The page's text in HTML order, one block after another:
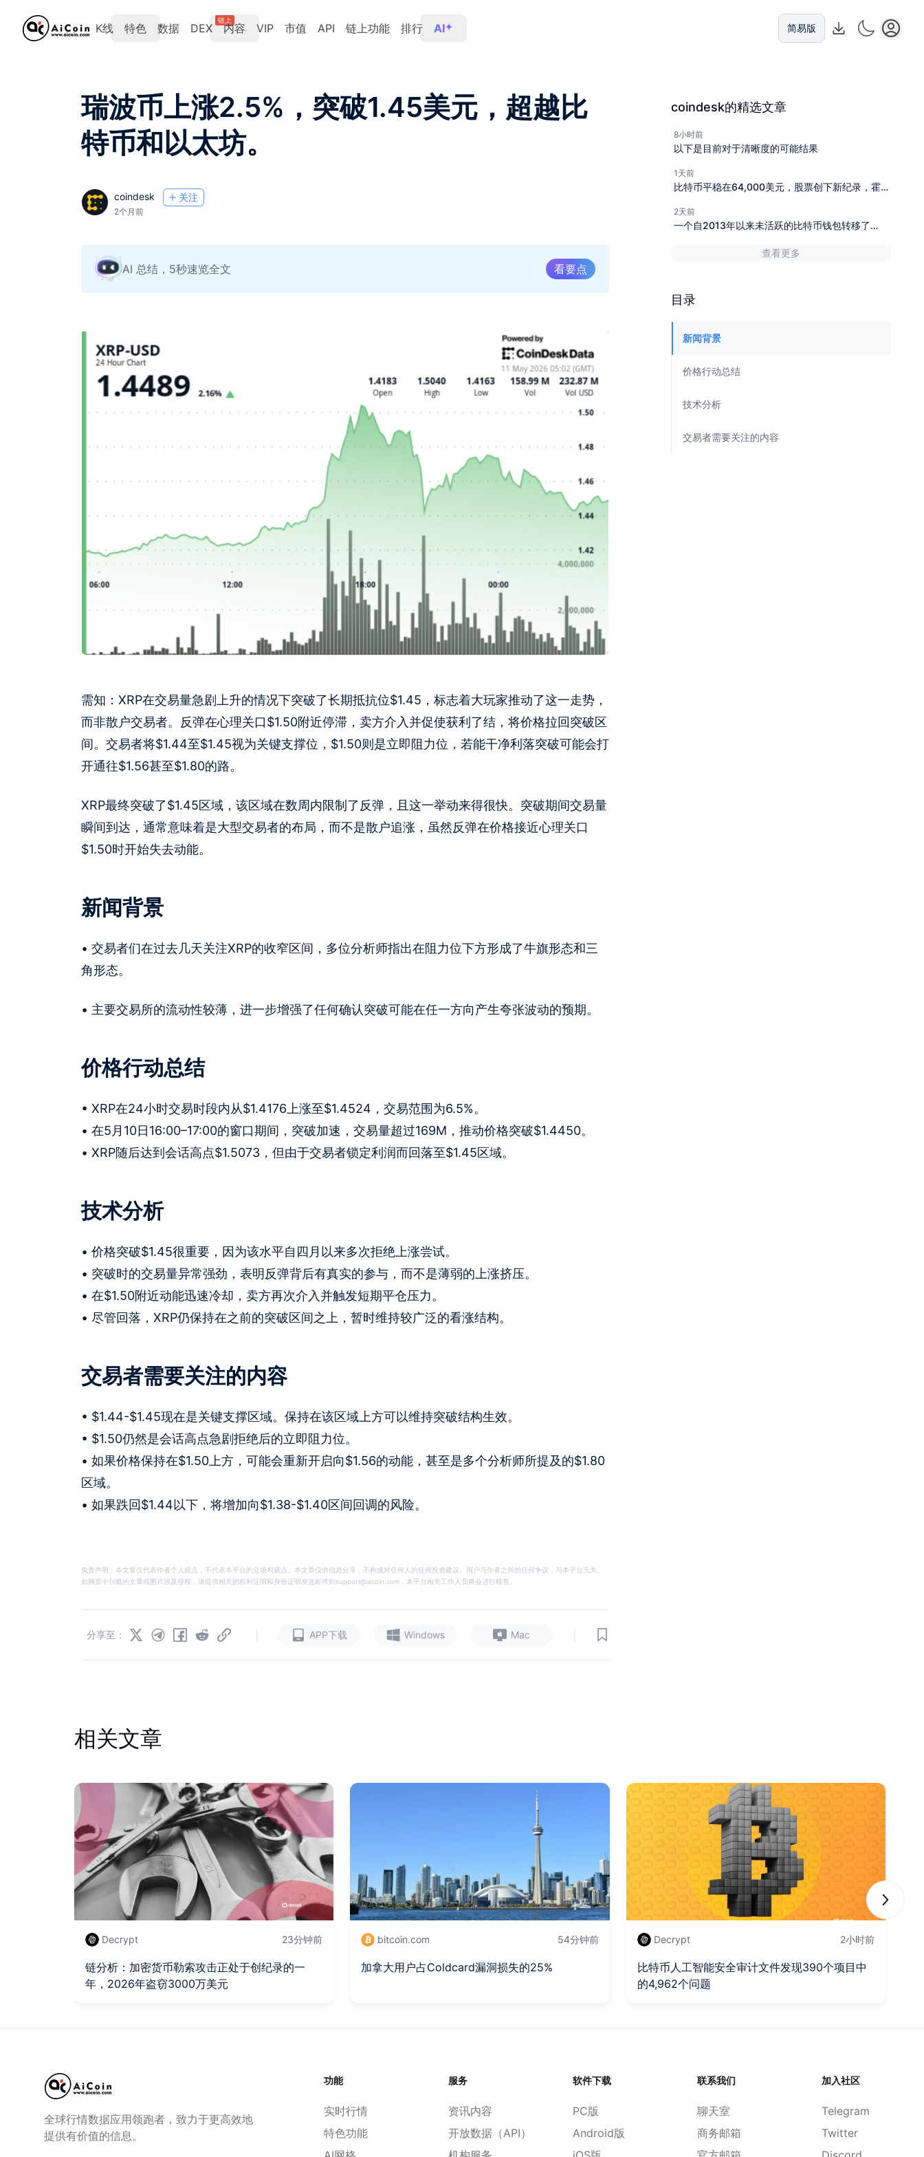
K线 特色 数据 DEX
链上
内容 VIP 市值 API 链上功能 排行 AI 简易版
瑞波币上涨2.5%，突破1.45美元，超越比
特币和以太坊。
coindesk 关注
2个月前
AI 总结，5秒速览全文 看要点
需知：XRP在交易量急剧上升的情况下突破了长期抵抗位$1.45，标志着大玩家推动了这一走势，
而非散户交易者。反弹在心理关口$1.50附近停滞，卖方介入并促使获利了结，将价格拉回突破区
间。交易者将$1.44至$1.45视为关键支撑位，$1.50则是立即阻力位，若能干净利落突破可能会打
开通往$1.56甚至$1.80的路。
XRP最终突破了$1.45区域，该区域在数周内限制了反弹，且这一举动来得很快。突破期间交易量
瞬间到达，通常意味着是大型交易者的布局，而不是散户追涨，虽然反弹在价格接近心理关口
$1.50时开始失去动能。
新闻背景
• 交易者们在过去几天关注XRP的收窄区间，多位分析师指出在阻力位下方形成了牛旗形态和三
角形态。
• 主要交易所的流动性较薄，进一步增强了任何确认突破可能在任一方向产生夸张波动的预期。
价格行动总结
• XRP在24小时交易时段内从$1.4176上涨至$1.4524，交易范围为6.5%。
• 在5月10日16:00–17:00的窗口期间，突破加速，交易量超过169M，推动价格突破$1.4450。
• XRP随后达到会话高点$1.5073，但由于交易者锁定利润而回落至$1.45区域。
技术分析
• 价格突破$1.45很重要，因为该水平自四月以来多次拒绝上涨尝试。
• 突破时的交易量异常强劲，表明反弹背后有真实的参与，而不是薄弱的上涨挤压。
• 在$1.50附近动能迅速冷却，卖方再次介入并触发短期平仓压力。
• 尽管回落，XRP仍保持在之前的突破区间之上，暂时维持较广泛的看涨结构。
交易者需要关注的内容
• $1.44-$1.45现在是关键支撑区域。保持在该区域上方可以维持突破结构生效。
• $1.50仍然是会话高点急剧拒绝后的立即阻力位。
• 如果价格保持在$1.50上方，可能会重新开启向$1.56的动能，甚至是多个分析师所提及的$1.80
区域。
• 如果跌回$1.44以下，将增加向$1.38-$1.40区间回调的风险。
免责声明：本文章仅代表作者个人观点，不代表本平台的立场和观点。本文章仅供信息分享，不构成对任何人的任何投资建议。用户与作者之间的任何争议，与本平台无关。
如网页中刊载的文章或图片涉及侵权，请提供相关的权利证明和身份证明发送邮件到support@aicoin.com，本平台相关工作人员将会进行核查。
APP下载 Windows Mac
分享至：
coindesk的精选文章
8小时前
以下是目前对于清晰度的可能结果
1天前
比特币平稳在64,000美元，股票创下新纪录，霍尔
2天前
一个自2013年以来未活跃的比特币钱包转移了
查看更多
目录
新闻背景
价格行动总结
技术分析
交易者需要关注的内容
相关文章
Decrypt 23分钟前
链分析：加密货币勒索攻击正处于创纪录的一
年，2026年盗窃3000万美元
bitcoin.com 54分钟前
加拿大用户占Coldcard漏洞损失的25%
Decrypt 2小时前
比特币人工智能安全审计文件发现390个项目中
的4,962个问题
Next
全球行情数据应用领跑者，致力于更高效地
提供有价值的信息。
功能
实时行情
特色功能
服务
资讯内容
开放数据（API）
软件下载
PC版
Android版
联系我们
聊天室
商务邮箱
加入社区
Telegram
Twitter